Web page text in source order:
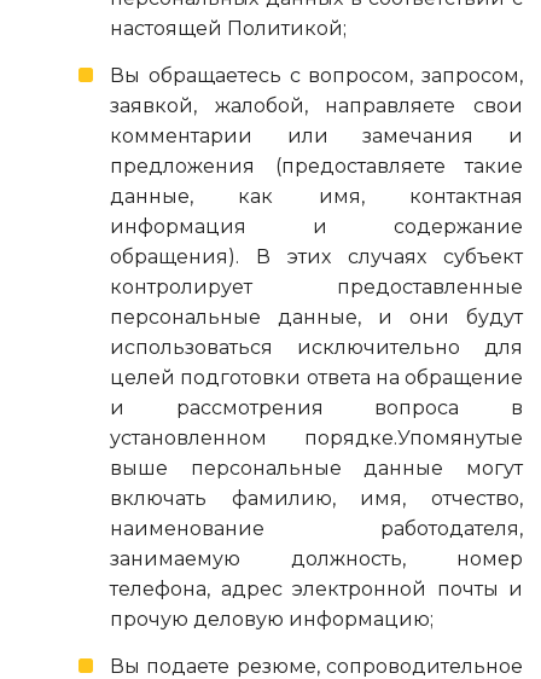
настоящей Политикой;
Вы обращаетесь с вопросом, запросом,
заявкой, жалобой, направляете свои
комментарии или замечания и
предложения (предоставляете такие
данные, как имя, контактная
информация и содержание
обращения). В этих случаях субъект
контролирует предоставленные
персональные данные, и они будут
использоваться исключительно для
целей подготовки ответа на обращение
и рассмотрения вопроса в
установленном порядке.Упомянутые
выше персональные данные могут
включать фамилию, имя, отчество,
наименование работодателя,
занимаемую должность, номер
телефона, адрес электронной почты и
прочую деловую информацию;
Вы подаете резюме, сопроводительное